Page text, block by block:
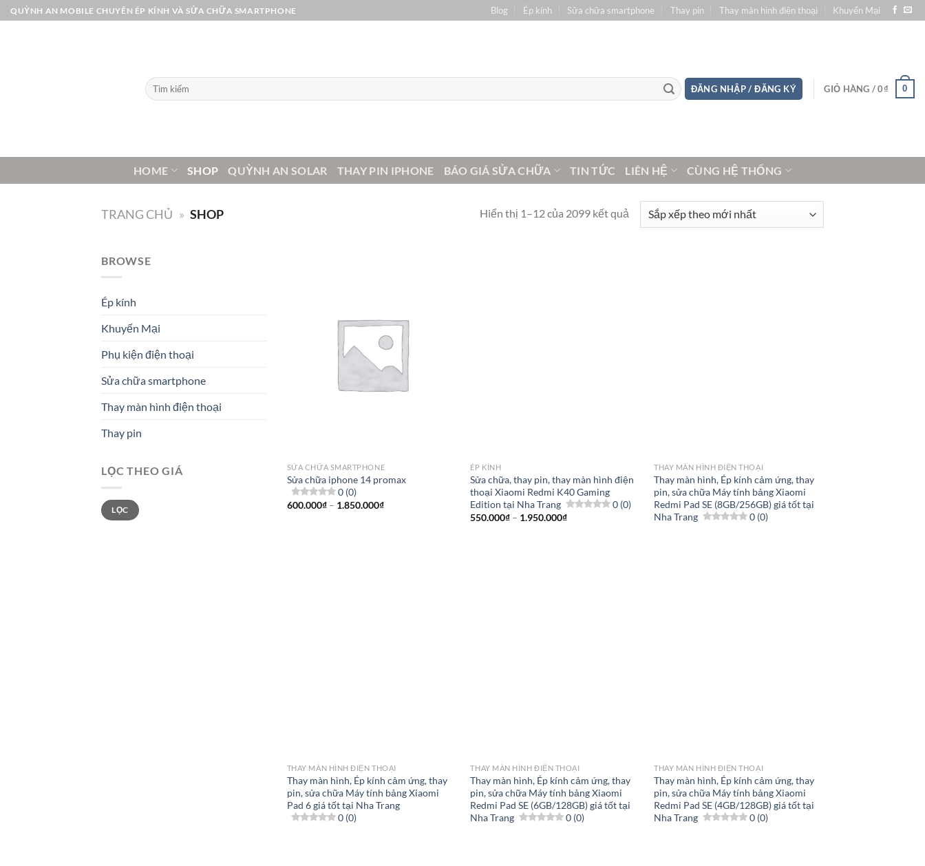
Bỏ
qua
QUỲNH AN MOBILE CHUYÊN ÉP KÍNH VÀ SỬA CHỮA SMARTPHONE Blog Ép kính Sửa chữa smartphone Thay pin Thay màn hình điện thoại Khuyến Mại
Tìm
kiếm:
ĐĂNG NHẬP / ĐĂNG KÝ GIỎ HÀNG /0₫ 0
HOME SHOP QUỲNH AN SOLAR THAY PIN IPHONE BÁO GIÁ SỬA CHỮA TIN TỨC LIÊN HỆ CÙNG HỆ THỐNG
TRANG CHỦ » SHOP Hiển thị 1–12 của 2099 kết quả
BROWSE
Ép kính
Khuyến Mại
Phụ kiện điện thoại
Sửa chữa smartphone
Thay màn hình điện thoại
Thay pin
LỌC THEO GIÁ
Giá
tối
thiểu
Giá
tối
đa
LỌC
SỬA CHỮA SMARTPHONE
Sửa chữa iphone 14 promax
0 (0)
600.000₫ – 1.850.000₫Khoảng
ÉP KÍNH
Sửa chữa, thay pin, thay màn hình điện
thoại Xiaomi Redmi K40 Gaming
Edition tại Nha Trang
0 (0)
550.000₫ – 1.950.000₫Khoảng
THAY MÀN HÌNH ĐIỆN THOẠI
Thay màn hình, Ép kính cảm ứng, thay
pin, sửa chữa Máy tính bảng Xiaomi
Redmi Pad SE (8GB/256GB) giá tốt tại
Nha Trang
0 (0)
THAY MÀN HÌNH ĐIỆN THOẠI
Thay màn hình, Ép kính cảm ứng, thay
pin, sửa chữa Máy tính bảng Xiaomi
Pad 6 giá tốt tại Nha Trang
0 (0)
THAY MÀN HÌNH ĐIỆN THOẠI
Thay màn hình, Ép kính cảm ứng, thay
pin, sửa chữa Máy tính bảng Xiaomi
Redmi Pad SE (6GB/128GB) giá tốt tại
Nha Trang
0 (0)
THAY MÀN HÌNH ĐIỆN THOẠI
Thay màn hình, Ép kính cảm ứng, thay
pin, sửa chữa Máy tính bảng Xiaomi
Redmi Pad SE (4GB/128GB) giá tốt tại
Nha Trang
0 (0)